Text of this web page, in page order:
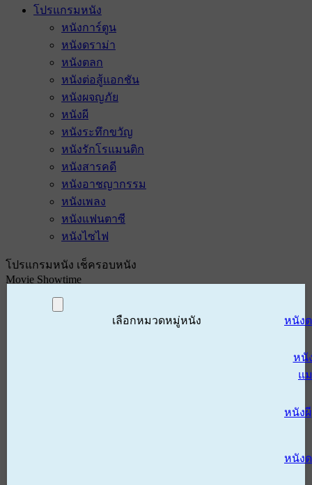
โปรแกรมหนัง
หนังการ์ตูน
หนังดราม่า
หนังตลก
หนังต่อสู้แอกชัน
หนังผจญภัย
หนังผี
หนังระทึกขวัญ
หนังรักโรแมนติก
หนังสารคดี
หนังอาชญากรรม
หนังเพลง
หนังแฟนตาซี
หนังไซไฟ
โปรแกรมหนัง เช็ครอบหนัง
Movie Showtime
เลือกหมวดหมู่หนัง หนัง
หนั
แ
หนังผี
หนัง